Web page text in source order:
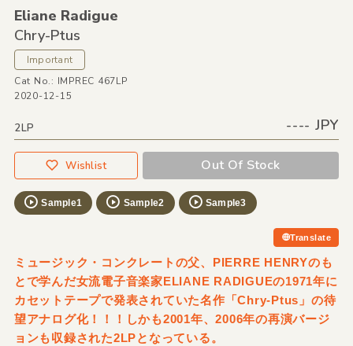
Eliane Radigue
Chry-Ptus
Important
Cat No.: IMPREC 467LP
2020-12-15
2LP ---- JPY
Wishlist Out Of Stock
Sample1 Sample2 Sample3
Translate
ミュージック・コンクレートの父、PIERRE HENRYのも
とで学んだ女流電子音楽家ELIANE RADIGUEの1971年に
カセットテープで発表されていた名作「Chry-Ptus」の待
望アナログ化！！！しかも2001年、2006年の再演バージ
ョンも収録された2LPとなっている。